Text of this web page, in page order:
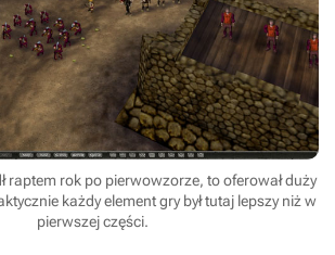
raptem rok po pierwowzorze, to oferował duży
każdy element gry był tutaj lepszy niż w
pierwszej części.